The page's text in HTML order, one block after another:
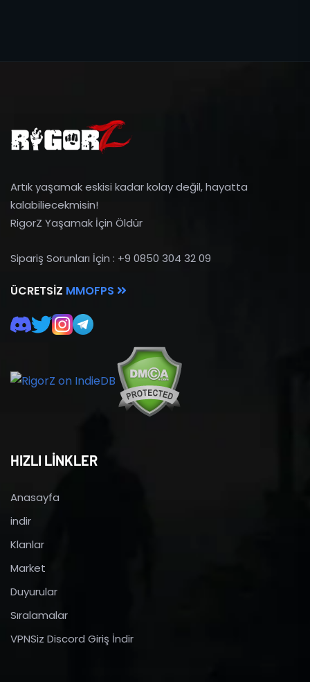
Artık yaşamak eskisi kadar kolay değil, hayatta
kalabiliecekmisin!
RigorZ Yaşamak İçin Öldür
Sipariş Sorunları İçin : +9 0850 304 32 09
ÜCRETSIZ MMOFPS
HIZLI LİNKLER
Anasayfa
indir
Klanlar
Market
Duyurular
Sıralamalar
VPNSiz Discord Giriş İndir